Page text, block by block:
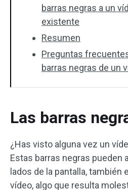
barras negras a un
existente
Resumen
Preguntas
barras negras de un
Las barras
¿Has visto alguna vez un
Estas barras negras pueden
lados de la pantalla, también
vídeo, algo que resulta